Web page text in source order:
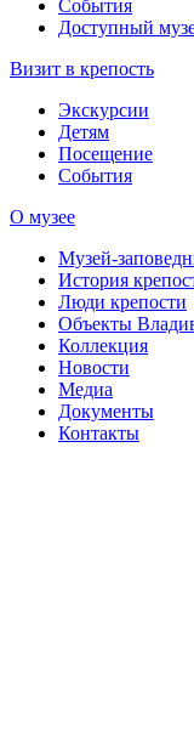
События
Доступный
Визит в крепость
Экскурсии
Детям
Посещение
События
О музее
Музей-
История
Люди крепости
Объекты
Коллекция
Новости
Медиа
Документы
Контакты